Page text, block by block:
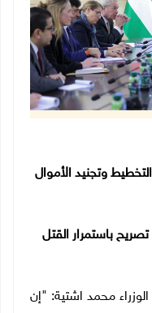
وتجنيد الأموال
باستمرار القتل
قال رئيس الوزراء محمد اشتية: "إن